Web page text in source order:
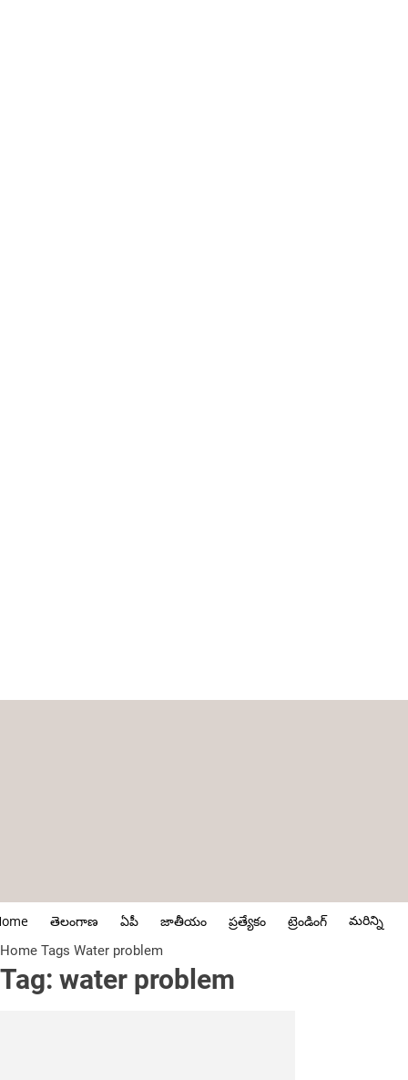
తెలంగాణ ఏపీ జాతీయం ప్రత్యేకం ట్రెండింగ్ మరిన్ని
Home Tags Water problem
Tag: water problem